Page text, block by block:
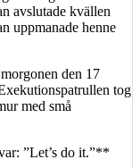
avslutade kvällen
uppmanade henne
den 17
tog
med små
”Let’s do it.”**